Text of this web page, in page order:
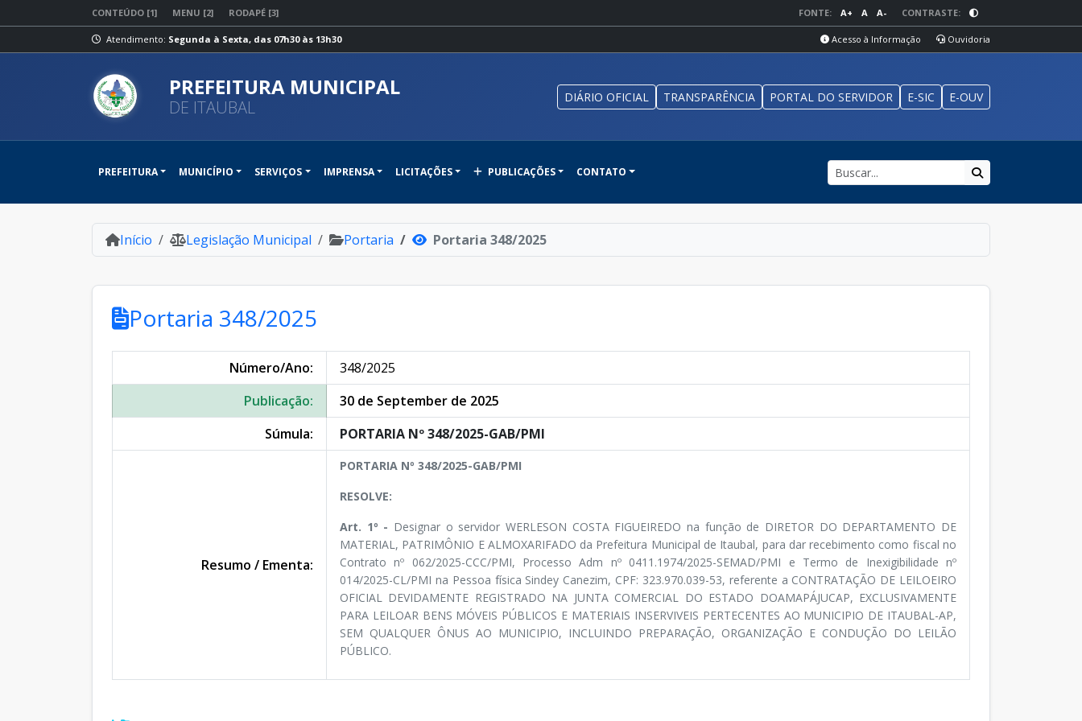
CONTEÚDO [1] MENU [2] RODAPÉ [3] FONTE: A+ A A- CONTRASTE:
Atendimento: Segunda à Sexta, das 07h30 às 13h30 Acesso à Informação Ouvidoria
PREFEITURA MUNICIPAL
DE ITAUBAL DIÁRIO OFICIAL TRANSPARÊNCIA PORTAL DO SERVIDOR E-SIC E-OUV
PREFEITURA MUNICÍPIO SERVIÇOS IMPRENSA LICITAÇÕES PUBLICAÇÕES CONTATO
Início Legislação Municipal Portaria Portaria 348/2025
Portaria 348/2025
Número/Ano:
348/2025
Publicação:
30 de September de 2025
Súmula:
PORTARIA Nº 348/2025-GAB/PMI
Resumo / Ementa:
PORTARIA Nº 348/2025-GAB/PMI
RESOLVE:
Art. 1º - Designar o servidor WERLESON COSTA FIGUEIREDO na função de DIRETOR DO DEPARTAMENTO DE
MATERIAL, PATRIMÔNIO E ALMOXARIFADO da Prefeitura Municipal de Itaubal, para dar recebimento como fiscal no
Contrato nº 062/2025-CCC/PMI, Processo Adm nº 0411.1974/2025-SEMAD/PMI e Termo de Inexigibilidade nº
014/2025-CL/PMI na Pessoa física Sindey Canezim, CPF: 323.970.039-53, referente a CONTRATAÇÃO DE LEILOEIRO
OFICIAL DEVIDAMENTE REGISTRADO NA JUNTA COMERCIAL DO ESTADO DOAMAPÁJUCAP, EXCLUSIVAMENTE
PARA LEILOAR BENS MÓVEIS PÚBLICOS E MATERIAIS INSERVIVEIS PERTECENTES AO MUNICIPIO DE ITAUBAL-AP,
SEM QUALQUER ÔNUS AO MUNICIPIO, INCLUINDO PREPARAÇÃO, ORGANIZAÇÃO E CONDUÇÃO DO LEILÃO
PÚBLICO.